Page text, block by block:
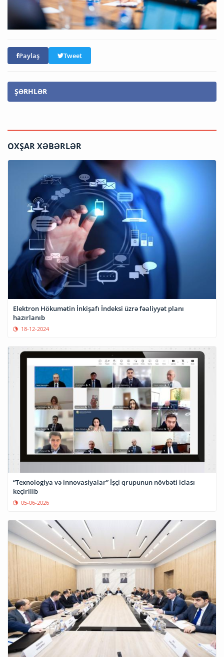
Paylaş Tweet
ŞƏRHLƏR
OXŞAR XƏBƏRLƏR
Elektron Hökumətin İnkişafı İndeksi üzrə fəaliyyət planı
hazırlanıb
18-12-2024
“Texnologiya və innovasiyalar” İşçi qrupunun növbəti iclası
keçirilib
05-06-2026